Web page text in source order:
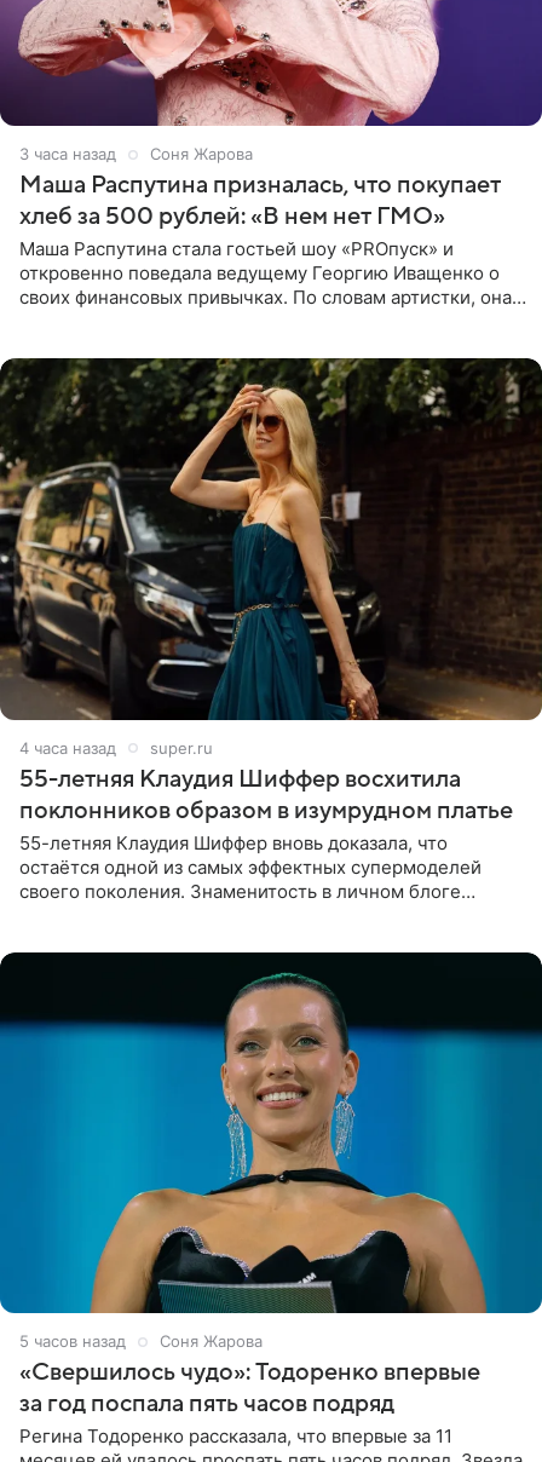
3 часа назад Соня Жарова
Маша Распутина призналась, что покупает
хлеб за 500 рублей: «В нем нет ГМО»
Маша Распутина стала гостьей шоу «PROпуск» и
откровенно поведала ведущему Георгию Иващенко о
своих финансовых привычках. По словам артистки, она
4 часа назад super.ru
55-летняя Клаудия Шиффер восхитила
поклонников образом в изумрудном платье
55-летняя Клаудия Шиффер вновь доказала, что
остаётся одной из самых эффектных супермоделей
своего поколения. Знаменитость в личном блоге
5 часов назад Соня Жарова
«Свершилось чудо»: Тодоренко впервые
за год поспала пять часов подряд
Регина Тодоренко рассказала, что впервые за 11